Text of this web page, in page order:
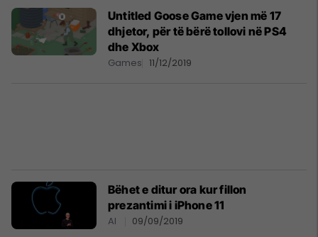
Untitled Goose Game vjen më 17
dhjetor, për të bërë tollovi në PS4
dhe Xbox
Games 11/12/2019
Bëhet e ditur ora kur fillon
prezantimi i iPhone 11
AI 09/09/2019